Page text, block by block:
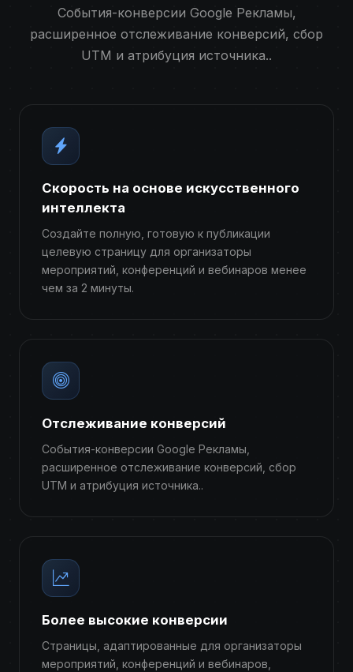
События-конверсии Google Рекламы,
расширенное отслеживание конверсий, сбор
UTM и атрибуция источника..
Скорость на основе искусственного
интеллекта
Создайте полную, готовую к публикации
целевую страницу для организаторы
мероприятий, конференций и вебинаров менее
чем за 2 минуты.
Отслеживание конверсий
События-конверсии Google Рекламы,
расширенное отслеживание конверсий, сбор
UTM и атрибуция источника..
Более высокие конверсии
Страницы, адаптированные для организаторы
мероприятий, конференций и вебинаров,